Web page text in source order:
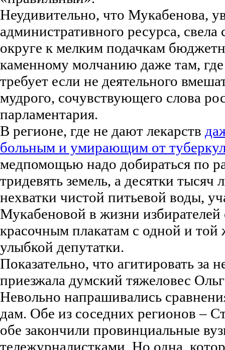
Неудивительно, что Мукабенова,
административного ресурса,
округе к мелким подачкам
каменному молчанию даже там,
требует если не деятельного
мудрого, сочувствующего слова
парламентария.
В регионе, где не дают лекарств
больным и умирающим от
медпомощью надо добираться по
тридевять земель, а десятки тысяч
нехватки чистой питьевой воды,
Мукабеновой в жизни избирателей
красочным плакатам с одной и той
улыбкой депутатки.
Показательно, что агитировать за
приезжала думский тяжеловес
Невольно напрашивались
дам. Обе из соседних регионов –
обе закончили провинциальные
тележурналистками. Но одна,